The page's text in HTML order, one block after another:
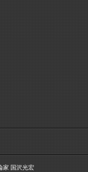
家 国沢光宏